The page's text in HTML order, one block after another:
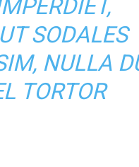
SODALES
NULLA
TORTOR